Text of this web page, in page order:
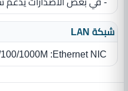
شبكة LAN
Ethernet NIC‏:‏ 10/100/1000M